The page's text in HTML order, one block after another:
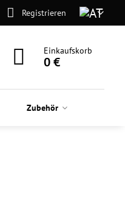
Registrieren
Einkaufskorb
0 €
Zubehör